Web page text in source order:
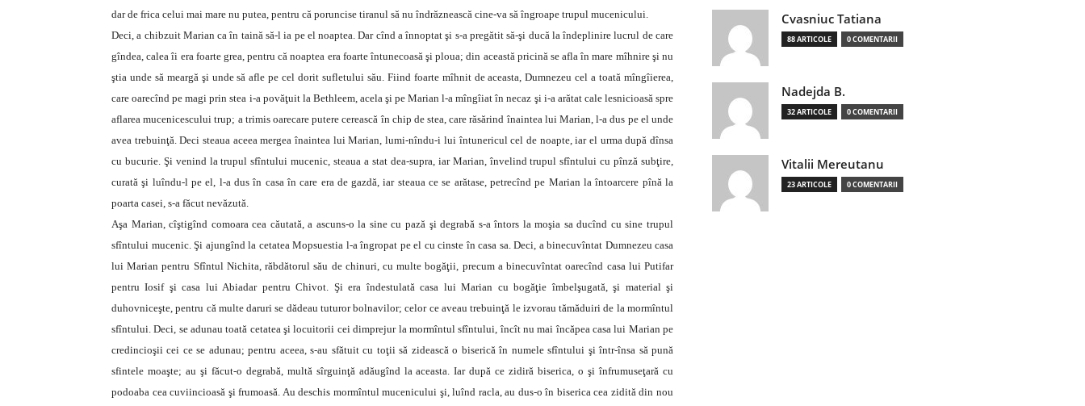
dar de frica celui mai mare nu putea, pentru că poruncise tiranul să nu îndrăznească cine-va să îngroape trupul mucenicului.
Deci, a chibzuit Marian ca în taină să-l ia pe el noaptea. Dar cînd a înnoptat şi s-a pregătit să-şi ducă la îndeplinire lucrul de care
gîndea, calea îi era foarte grea, pentru că noaptea era foarte întunecoasă şi ploua; din această pricină se afla în mare mîhnire şi nu
ştia unde să meargă şi unde să afle pe cel dorit sufletului său. Fiind foarte mîhnit de aceasta, Dumnezeu cel a toată mîngîierea,
care oarecînd pe magi prin stea i-a povăţuit la Bethleem, acela şi pe Marian l-a mîngîiat în necaz şi i-a arătat cale lesnicioasă spre
aflarea mucenicescului trup; a trimis oarecare putere cerească în chip de stea, care răsărind înaintea lui Marian, l-a dus pe el unde
avea trebuinţă. Deci steaua aceea mergea înaintea lui Marian, lumi-nîndu-i lui întunericul cel de noapte, iar el urma după dînsa
cu bucurie. Şi venind la trupul sfîntului mucenic, steaua a stat dea-supra, iar Marian, învelind trupul sfîntului cu pînză subţire,
curată şi luîndu-l pe el, l-a dus în casa în care era de gazdă, iar steaua ce se arătase, petrecînd pe Marian la întoarcere pînă la
poarta casei, s-a făcut nevăzută.
Aşa Marian, cîştigînd comoara cea căutată, a ascuns-o la sine cu pază şi degrabă s-a întors la moşia sa ducînd cu sine trupul
sfîntului mucenic. Şi ajungînd la cetatea Mopsuestia l-a îngropat pe el cu cinste în casa sa. Deci, a binecuvîntat Dumnezeu casa
lui Marian pentru Sfîntul Nichita, răbdătorul său de chinuri, cu multe bogăţii, precum a binecuvîntat oarecînd casa lui Putifar
pentru Iosif şi casa lui Abiadar pentru Chivot. Şi era îndestulată casa lui Marian cu bogăţie îmbelşugată, şi material şi
duhovniceşte, pentru că multe daruri se dădeau tuturor bolnavilor; celor ce aveau trebuinţă le izvorau tămăduiri de la mormîntul
sfîntului. Deci, se adunau toată cetatea şi locuitorii cei dimprejur la mormîntul sfîntului, încît nu mai încăpea casa lui Marian pe
credincioşii cei ce se adunau; pentru aceea, s-au sfătuit cu toţii să zidească o biserică în numele sfîntului şi într-însa să pună
sfintele moaşte; au şi făcut-o degrabă, multă sîrguinţă adăugînd la aceasta. Iar după ce zidiră biserica, o şi înfrumuseţară cu
podoaba cea cuviincioasă şi frumoasă. Au deschis mormîntul mucenicului şi, luînd racla, au dus-o în biserica cea zidită din nou
Cvasniuc Tatiana
88 ARTICOLE 0 COMENTARII
Nadejda B.
32 ARTICOLE 0 COMENTARII
Vitalii Mereutanu
23 ARTICOLE 0 COMENTARII